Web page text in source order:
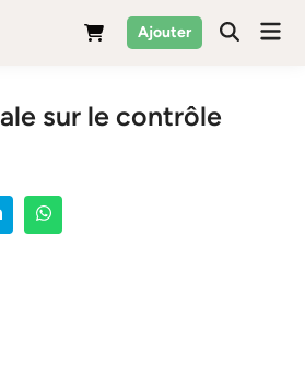
Ajouter
sur le contrôle